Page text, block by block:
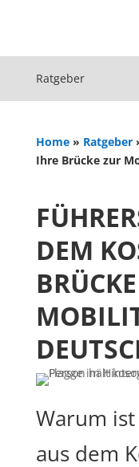
Ratgeber
Home» Ratgeber
Ihre Brücke zur
DEM
Warum
aus dem